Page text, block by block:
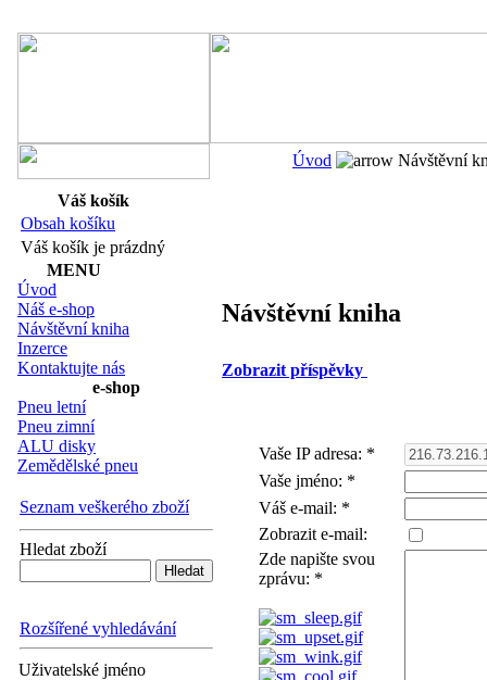
Úvod Návštěvní
Váš košík
Obsah košíku
Váš košík je prázdný
MENU
Úvod
Náš e-shop
Návštěvní kniha
Inzerce
Kontaktujte nás
e-shop
Pneu letní
Pneu zimní
ALU disky
Zemědělské pneu
Seznam veškerého zboží
Hledat zboží
Rozšířené vyhledávání
Uživatelské jméno
Návštěvní kniha
Zobrazit příspěvky
Vaše IP adresa: *
Vaše jméno: *
Váš e-mail: *
Zobrazit e-mail:
Zde napište svou
zprávu: *